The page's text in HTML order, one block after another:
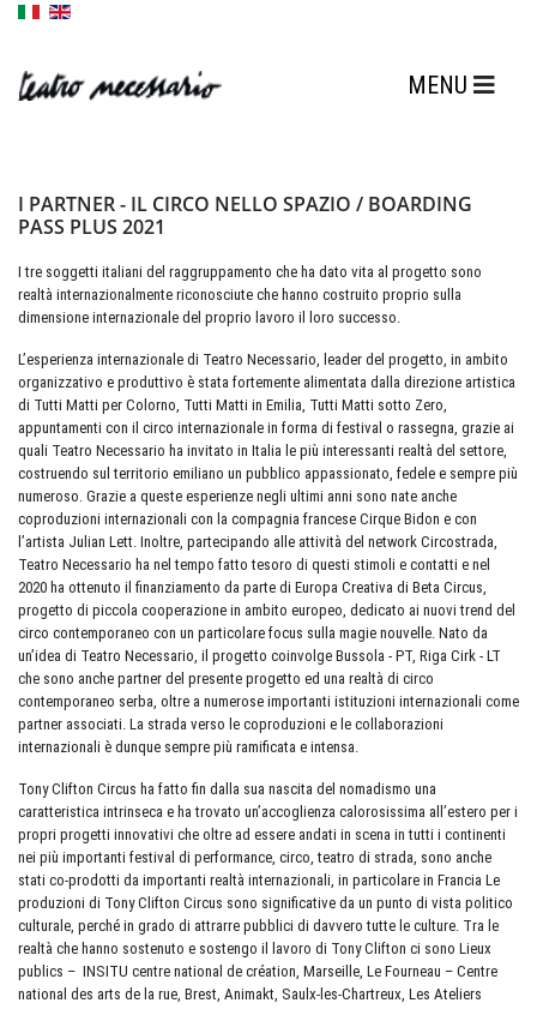
I PARTNER - IL CIRCO NELLO SPAZIO / BOARDING
PASS PLUS 2021
I tre soggetti italiani del raggruppamento che ha dato vita al progetto sono
realtà internazionalmente riconosciute che hanno costruito proprio sulla
dimensione internazionale del proprio lavoro il loro successo.
L’esperienza internazionale di Teatro Necessario, leader del progetto, in ambito
organizzativo e produttivo è stata fortemente alimentata dalla direzione artistica
di Tutti Matti per Colorno, Tutti Matti in Emilia, Tutti Matti sotto Zero,
appuntamenti con il circo internazionale in forma di festival o rassegna, grazie ai
quali Teatro Necessario ha invitato in Italia le più interessanti realtà del settore,
costruendo sul territorio emiliano un pubblico appassionato, fedele e sempre più
numeroso. Grazie a queste esperienze negli ultimi anni sono nate anche
coproduzioni internazionali con la compagnia francese Cirque Bidon e con
l’artista Julian Lett. Inoltre, partecipando alle attività del network Circostrada,
Teatro Necessario ha nel tempo fatto tesoro di questi stimoli e contatti e nel
2020 ha ottenuto il finanziamento da parte di Europa Creativa di Beta Circus,
progetto di piccola cooperazione in ambito europeo, dedicato ai nuovi trend del
circo contemporaneo con un particolare focus sulla magie nouvelle. Nato da
un’idea di Teatro Necessario, il progetto coinvolge Bussola - PT, Riga Cirk - LT
che sono anche partner del presente progetto ed una realtà di circo
contemporaneo serba, oltre a numerose importanti istituzioni internazionali come
partner associati. La strada verso le coproduzioni e le collaborazioni
internazionali è dunque sempre più ramificata e intensa.
Tony Clifton Circus ha fatto fin dalla sua nascita del nomadismo una
caratteristica intrinseca e ha trovato un’accoglienza calorosissima all’estero per i
propri progetti innovativi che oltre ad essere andati in scena in tutti i continenti
nei più importanti festival di performance, circo, teatro di strada, sono anche
stati co-prodotti da importanti realtà internazionali, in particolare in Francia Le
produzioni di Tony Clifton Circus sono significative da un punto di vista politico
culturale, perché in grado di attrarre pubblici di davvero tutte le culture. Tra le
realtà che hanno sostenuto e sostengo il lavoro di Tony Clifton ci sono Lieux
publics – INSITU centre national de création, Marseille, Le Fourneau – Centre
national des arts de la rue, Brest, Animakt, Saulx-les-Chartreux, Les Ateliers